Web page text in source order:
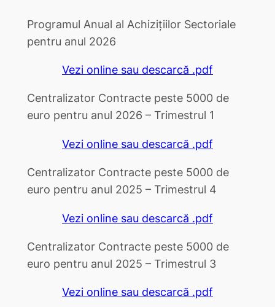
Programul Anual al Achizițiilor Sectoriale
pentru anul 2026
Vezi online sau descarcă .pdf
Centralizator Contracte peste 5000 de
euro pentru anul 2026 – Trimestrul 1
Vezi online sau descarcă .pdf
Centralizator Contracte peste 5000 de
euro pentru anul 2025 – Trimestrul 4
Vezi online sau descarcă .pdf
Centralizator Contracte peste 5000 de
euro pentru anul 2025 – Trimestrul 3
Vezi online sau descarcă .pdf